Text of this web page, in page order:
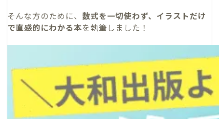
そんな方のために、 数式を一切使わず、イラストだけ
で直感的にわかる本を執筆しました！